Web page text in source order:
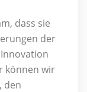
dass sie
der
können wir
den